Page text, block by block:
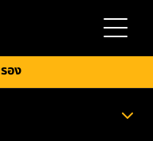
สลับการ
อง